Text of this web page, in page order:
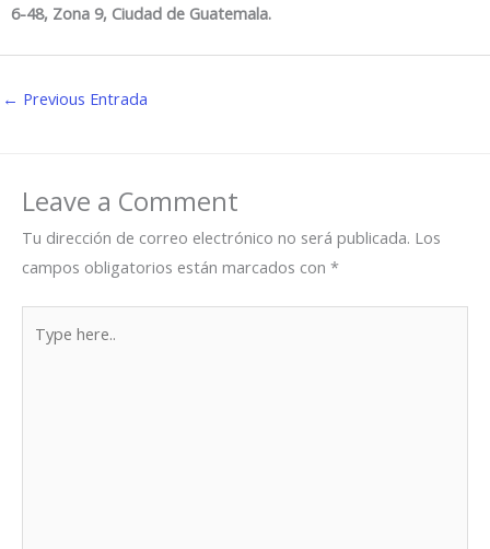
6-48, Zona 9, Ciudad de Guatemala.
← Previous Entrada
Leave a Comment
Tu dirección de correo electrónico no será publicada. Los
campos obligatorios están marcados con *
here..